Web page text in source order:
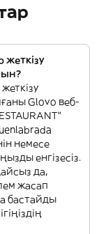
жеткізу
Glovo веб-
немесе
енгізесіз.
да,
жасап
бастайды